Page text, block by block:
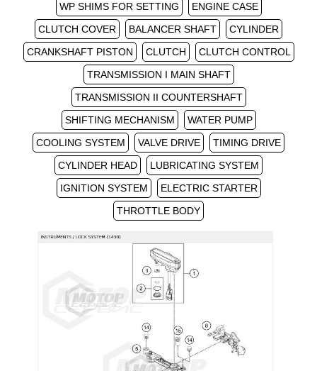
WP SHIMS FOR SETTING
ENGINE CASE
CLUTCH COVER
BALANCER SHAFT
CYLINDER
CRANKSHAFT PISTON
CLUTCH
CLUTCH CONTROL
TRANSMISSION I MAIN SHAFT
TRANSMISSION II COUNTERSHAFT
SHIFTING MECHANISM
WATER PUMP
COOLING SYSTEM
VALVE DRIVE
TIMING DRIVE
CYLINDER HEAD
LUBRICATING SYSTEM
IGNITION SYSTEM
ELECTRIC STARTER
THROTTLE BODY